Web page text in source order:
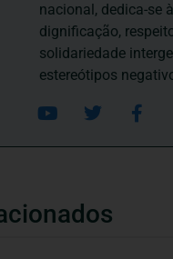
nacional, dedica-se
dignificação,
solidariedade
estereótipos